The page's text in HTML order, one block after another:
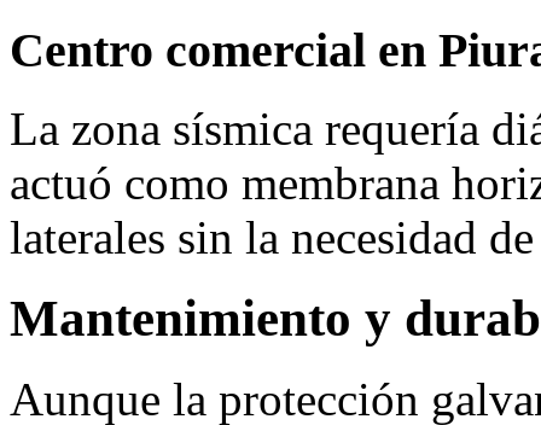
Centro comercial en
La zona sísmica requería
actuó como membrana
laterales sin la necesidad
Mantenimiento y
Aunque la protección